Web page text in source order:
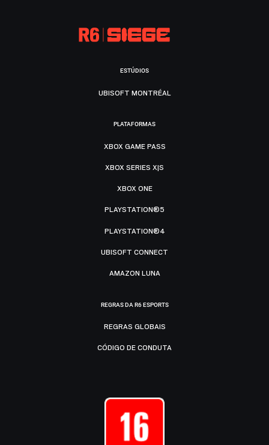
ESTÚDIOS
UBISOFT MONTRÉAL
PLATAFORMAS
XBOX GAME PASS
XBOX SERIES X|S
XBOX ONE
PLAYSTATION®5
PLAYSTATION®4
UBISOFT CONNECT
AMAZON LUNA
REGRAS DA R6 ESPORTS
REGRAS GLOBAIS
CÓDIGO DE CONDUTA